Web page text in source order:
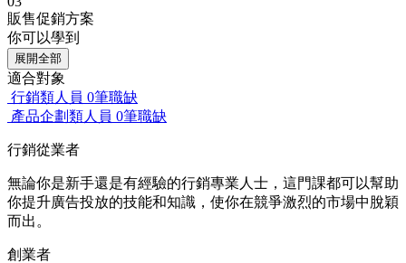
販售促銷方案
你可以學到
展開全部
適合對象
行銷類人員 0筆職缺
產品企劃類人員 0筆職缺
行銷從業者
無論你是新手還是有經驗的行銷專業人士，這門課都可以幫助
你提升廣告投放的技能和知識，使你在競爭激烈的市場中脫穎
而出。
創業者